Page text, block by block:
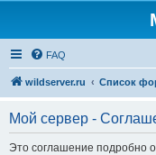
FAQ
wildserver.ru Список
Мой сервер -
Это соглашение подробно